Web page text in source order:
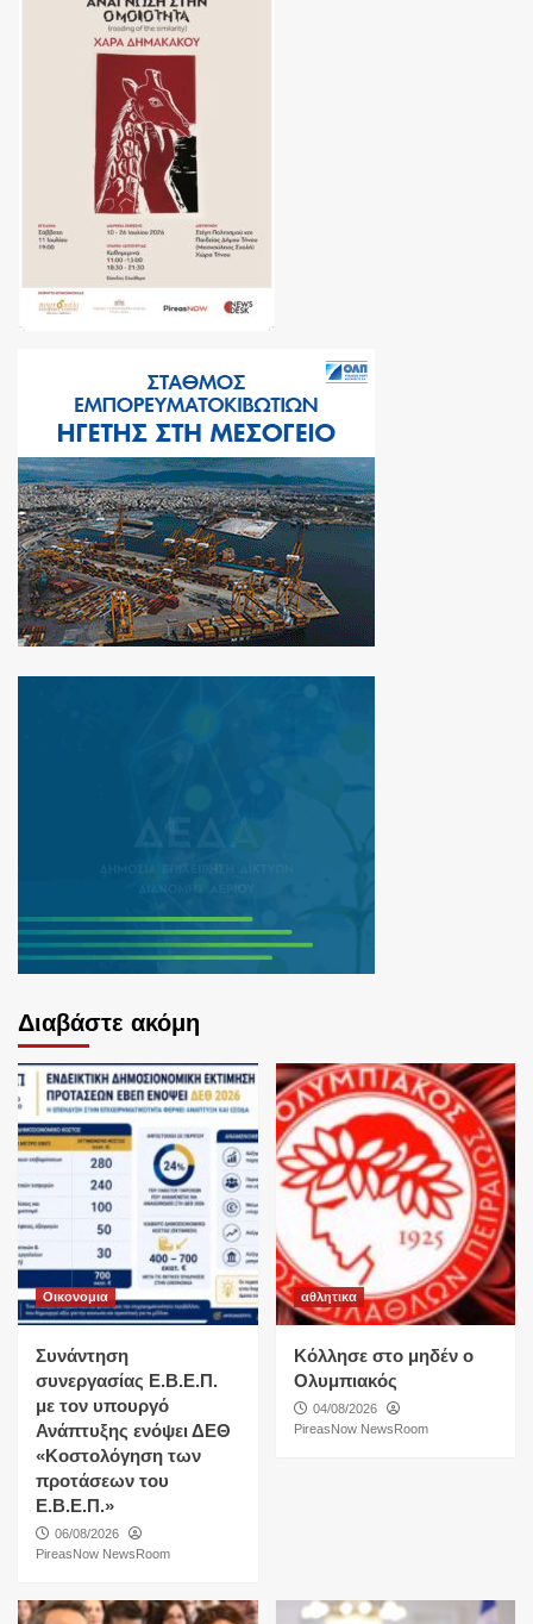
Διαβάστε ακόμη
Οικονομια
Συνάντηση
συνεργασίας Ε.Β.Ε.Π.
με τον υπουργό
Ανάπτυξης ενόψει ΔΕΘ
«Κοστολόγηση των
προτάσεων του
Ε.Β.Ε.Π.»
06/08/2026
PireasNow NewsRoom
αθλητικα
Κόλλησε στο μηδέν ο
Ολυμπιακός
04/08/2026
PireasNow NewsRoom